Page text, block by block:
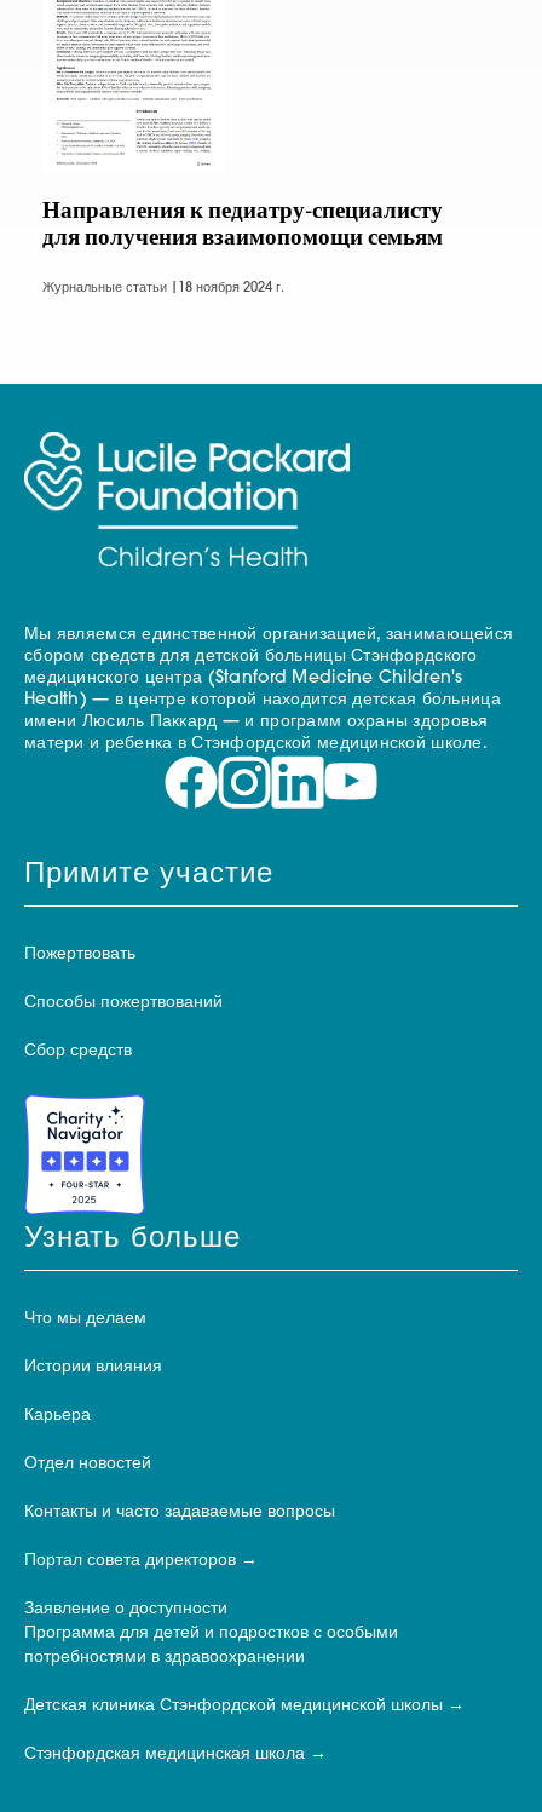
Направления к педиатру-специалисту
для получения взаимопомощи семьям
Журнальные статьи | 18 ноября 2024 г.
Мы являемся единственной организацией, занимающейся
сбором средств для детской больницы Стэнфордского
медицинского центра (Stanford Medicine Children's
Health) — в центре которой находится детская больница
имени Люсиль Паккард — и программ охраны здоровья
матери и ребенка в Стэнфордской медицинской школе.
Примите участие
Пожертвовать
Способы пожертвований
Сбор средств
Узнать больше
Что мы делаем
Истории влияния
Карьера
Отдел новостей
Контакты и часто задаваемые вопросы
Портал совета директоров
Заявление о доступности
Программа для детей и подростков с особыми
потребностями в здравоохранении
Детская клиника Стэнфордской медицинской школы
Стэнфордская медицинская школа